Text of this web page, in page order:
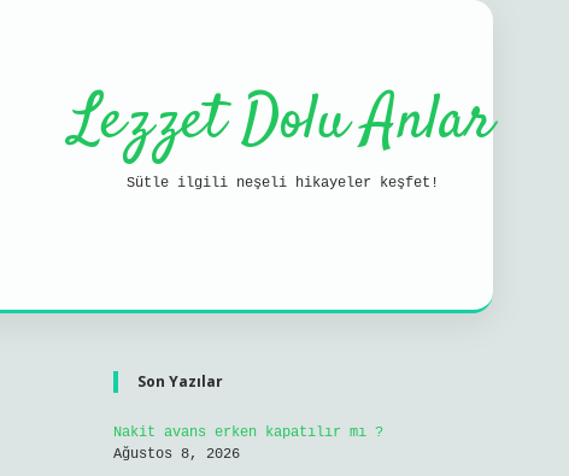
Lezzet Dolu Anlar
Sütle ilgili neşeli hikayeler keşfet!
Sidebar
Son Yazılar
Nakit avans erken kapatılır mı ?
Ağustos 8, 2026